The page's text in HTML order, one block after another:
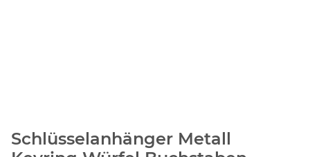
Schlüsselanhänger Metall